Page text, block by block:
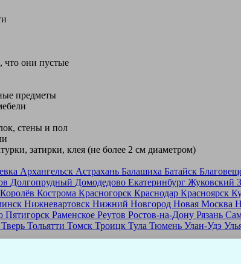
они пустые
предметы
стены и пол
затирки, клея (не более 2 см диаметром)
Архангельск Астрахань Балашиха Батайск
Долгопрудный Домодедово Екатеринбург Жуковский
Королёв Кострома Красногорск Краснодар Красноярск
Нижневартовск Нижний Новгород Новая Москва
Пятигорск Раменское Реутов Ростов-на-Дону Рязань
Тверь Тольятти Томск Троицк Тула Тюмень Улан-Удэ
в своем городе по